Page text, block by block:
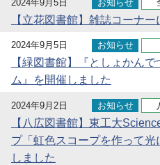
2024年9月5日 お知らせ
【立花図書館】雑誌コーナ
2024年9月5日 お知らせ
【緑図書館】『としょかん
ム』を開催しました
2024年9月2日 お知らせ
【八広図書館】東工大
プ「虹色スコープを作って
しました